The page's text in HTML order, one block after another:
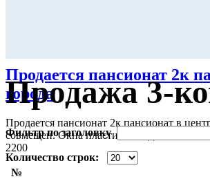
Продается пансионат 2к
города
Продается пансионат 2к пансионат в
совмещен. Окна пластик, 2 лоджии
2200
Продажа 3-
Фильтр по заголовку
Количество строк:
№